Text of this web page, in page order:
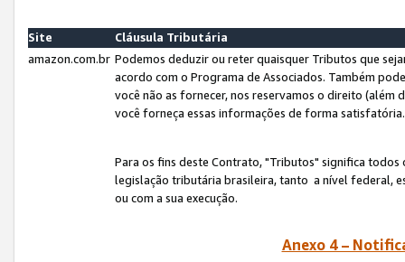
Site
Cláusula Tributária
amazon.com.br Podemos deduzir ou reter quaisquer Tributos que
acordo com o Programa de Associados. Também
você não as fornecer, nos reservamos o direito (além
você forneça essas informações de forma
Para os fins deste Contrato, "Tributos" significa
legislação tributária brasileira, tanto a nível federal,
ou com a sua execução.
Anexo 4 –